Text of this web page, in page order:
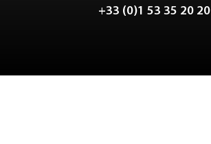
+33 (0)1 53 35 20 20